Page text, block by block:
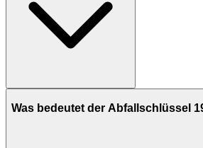
Was bedeutet der Abfallschlüssel